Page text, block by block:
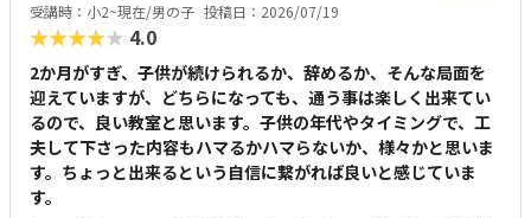
受講時：小2~現在/男の子 投稿日：2026/07/19
★★★★★ 4.0
2か月がすぎ、子供が続けられるか、辞めるか、そんな局面を
迎えていますが、どちらになっても、通う事は楽しく出来てい
るので、良い教室と思います。子供の年代やタイミングで、工
夫して下さった内容もハマるかハマらないか、様々かと思いま
す。ちょっと出来るという自信に繋がれば良いと感じていま
す。